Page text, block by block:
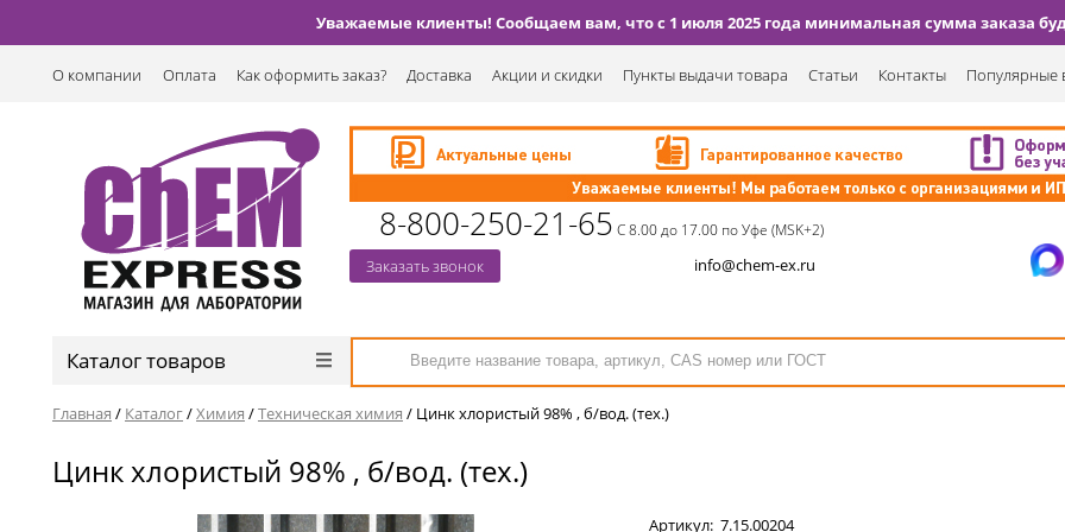
Уважаемые клиенты! Сообщаем вам, что с 1 июля 2025 года минимальная сумма заказа
О компании Оплата Как оформить заказ? Доставка Акции и скидки Пункты выдачи товара Статьи Контакты Популярные
8-800-250-21-65 С 8.00 до 17.00 по Уфе (MSK+2)
Заказать звонок info@chem-ex.ru
Каталог товаров
Главная / Каталог/Химия /Техническая химия / Цинк хлористый 98% , б/вод. (тех.)
Цинк хлористый 98% , б/вод. (тех.)
Артикул:7.15.00204